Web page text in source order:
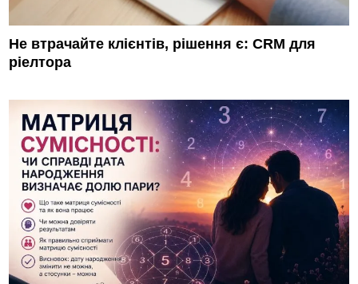
Не втрачайте клієнтів, рішення є: CRM для
ріелтора